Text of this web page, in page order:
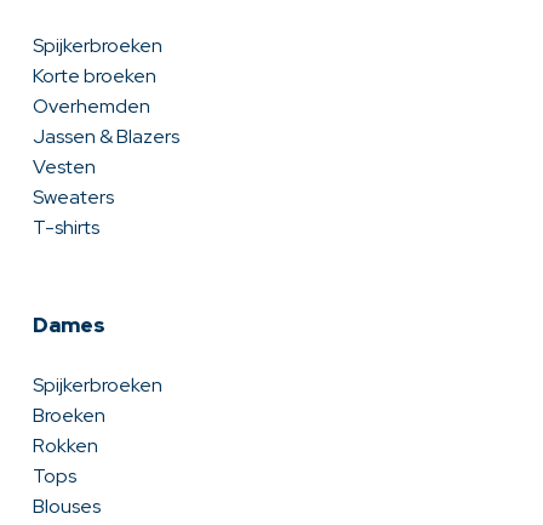
Spijkerbroeken
Korte broeken
Overhemden
Jassen & Blazers
Vesten
Sweaters
T-shirts
Dames
Spijkerbroeken
Broeken
Rokken
Tops
Blouses